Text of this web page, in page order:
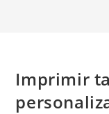
Imprimir